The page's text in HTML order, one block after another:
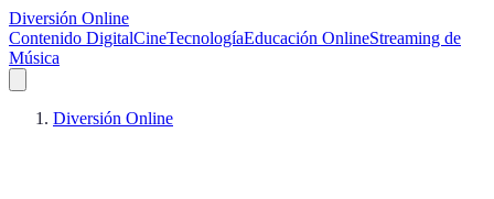
Diversión Online
Contenido DigitalCineTecnologíaEducación OnlineStreaming de
Música
Diversión Online